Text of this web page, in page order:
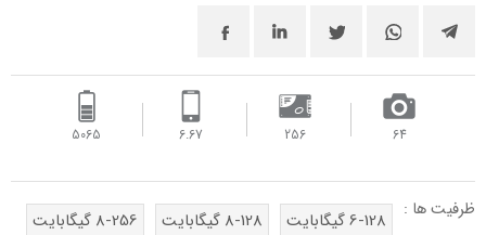
64
256
6.67
5065
ظرفیت ها : 6-128 گیگابایت 8-128 گیگابایت
8-256 گیگابایت